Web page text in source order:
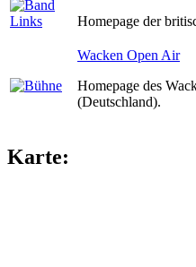
Homepage der
Wacken Open Air
Homepage des
(Deutschland).
Karte: